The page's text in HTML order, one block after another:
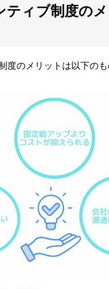
ティブ制度の
度のメリットは以下の